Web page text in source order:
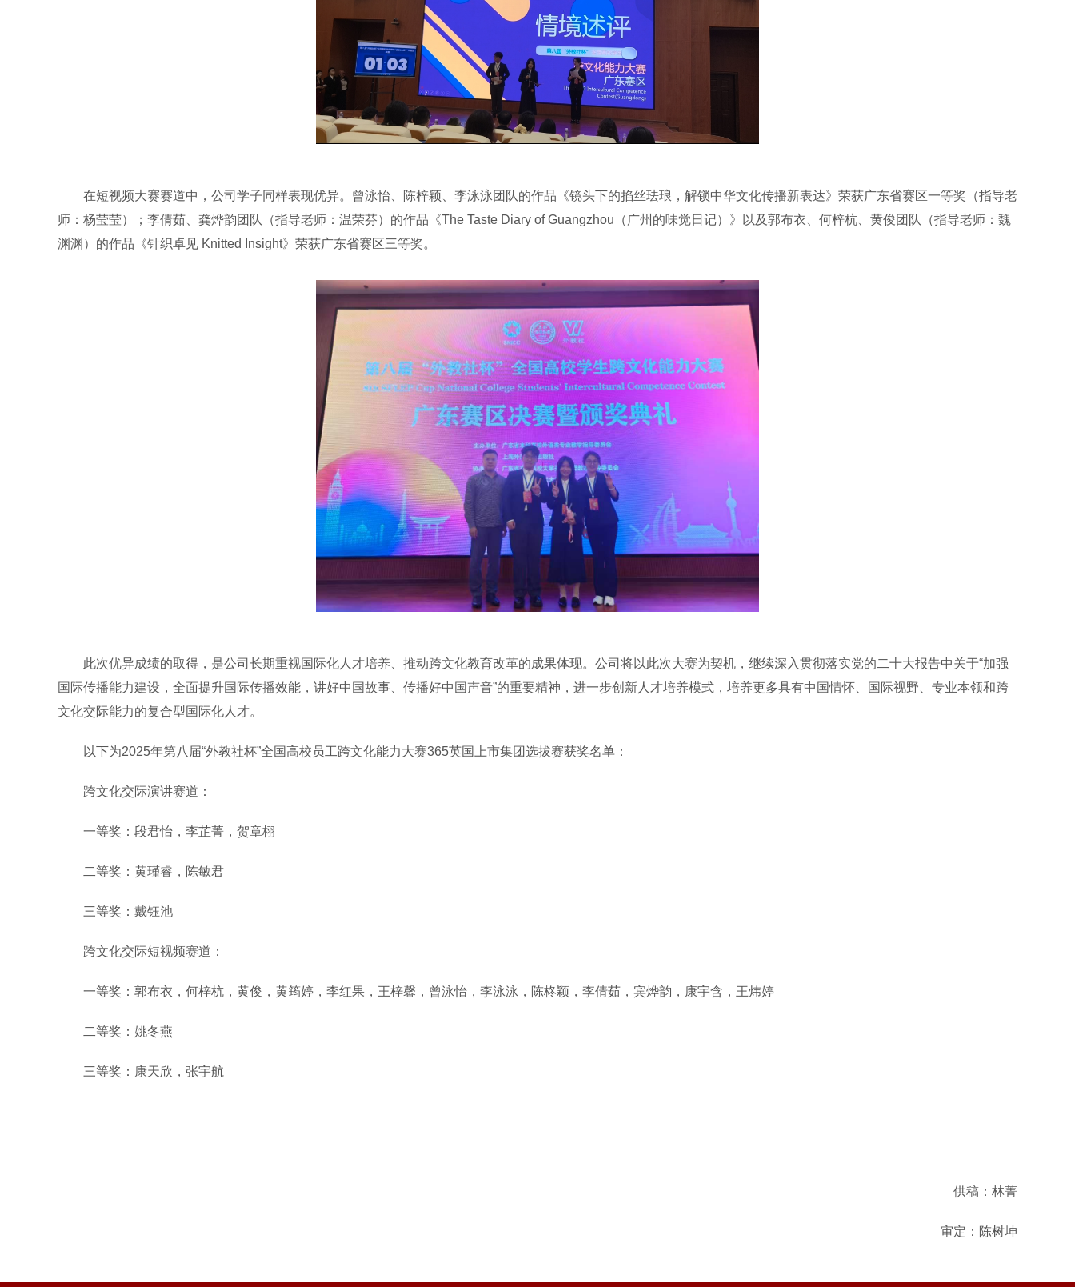
在短视频大赛赛道中，公司学子同样表现优异。曾泳怡、陈梓颖、李泳泳团队的作品《镜头下的掐丝珐琅，解锁中华文化传播新表达》荣获广东省赛区一等奖（指导老
师：杨莹莹）；李倩茹、龚烨韵团队（指导老师：温荣芬）的作品《The Taste Diary of Guangzhou（广州的味觉日记）》以及郭布衣、何梓杭、黄俊团队（指导老师：魏
渊渊）的作品《针织卓见 Knitted Insight》荣获广东省赛区三等奖。
此次优异成绩的取得，是公司长期重视国际化人才培养、推动跨文化教育改革的成果体现。公司将以此次大赛为契机，继续深入贯彻落实党的二十大报告中关于“加强
国际传播能力建设，全面提升国际传播效能，讲好中国故事、传播好中国声音”的重要精神，进一步创新人才培养模式，培养更多具有中国情怀、国际视野、专业本领和跨
文化交际能力的复合型国际化人才。
以下为2025年第八届“外教社杯”全国高校员工跨文化能力大赛365英国上市集团选拔赛获奖名单：
跨文化交际演讲赛道：
一等奖：段君怡，李芷菁，贺章栩
二等奖：黄瑾睿，陈敏君
三等奖：戴钰池
跨文化交际短视频赛道：
一等奖：郭布衣，何梓杭，黄俊，黄筠婷，李红果，王梓馨，曾泳怡，李泳泳，陈柊颖，李倩茹，宾烨韵，康宇含，王炜婷
二等奖：姚冬燕
三等奖：康天欣，张宇航
供稿：林菁
审定：陈树坤